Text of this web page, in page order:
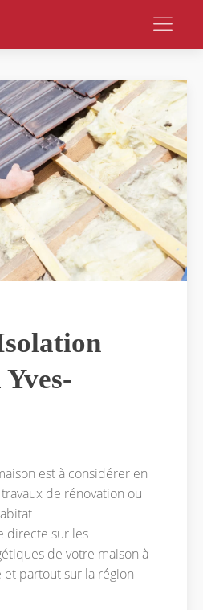
est à considérer en
de rénovation ou
directe sur les
de votre maison à
et partout sur la région